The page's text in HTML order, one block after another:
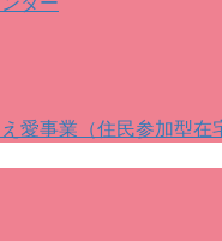
愛事業（住民参加型在